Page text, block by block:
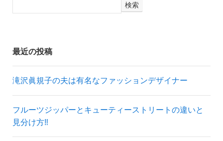
検索
最近の投稿
滝沢眞規子の夫は有名なファッションデザイナー
フルーツジッパーとキューティーストリートの違いと
見分け方‼